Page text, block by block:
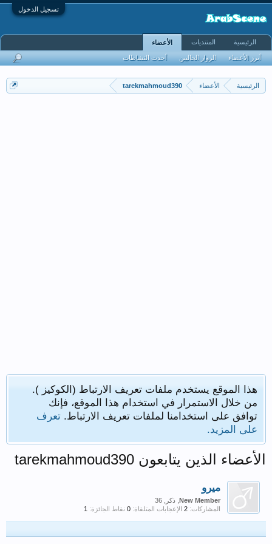
تسجيل الدخول
الرئيسية الأعضاء tarekmahmoud390
هذا الموقع يستخدم ملفات تعريف الارتباط (الكوكيز ).
من خلال الاستمرار في استخدام هذا الموقع، فإنك
توافق على استخدامنا لملفات تعريف الارتباط. تعرف
على المزيد.
الأعضاء الذين يتابعون tarekmahmoud390
ميرو
New Member , ذكر, 36
المشاركات: 2 الإعجابات المتلقاة: 0 نقاط الجائزة: 1
الرئيسية المنتديات الأعضاء
أبرز الأعضاء الزوار الحاليين أحدث النشاطات